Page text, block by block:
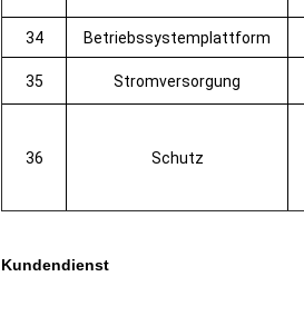
34
Betriebssystemplattform
35 Stromversorgung
36 Schutz
Kundendienst